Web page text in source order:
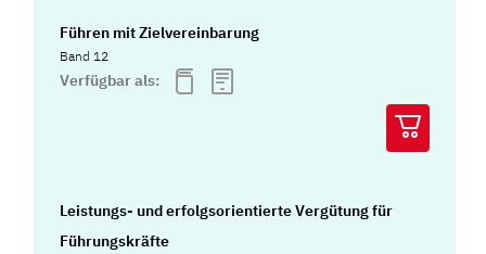
Führen mit Zielvereinbarung
Band 12
Verfügbar als:
Leistungs- und erfolgsorientierte Vergütung für
Führungskräfte